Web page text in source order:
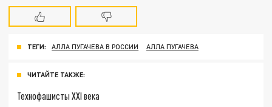
ТЕГИ: АЛЛА ПУГАЧЕВА В РОССИИ АЛЛА ПУГАЧЕВА
ЧИТАЙТЕ ТАКЖЕ:
Технофашисты XXI века